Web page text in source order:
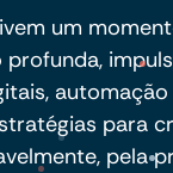
um
para
pela